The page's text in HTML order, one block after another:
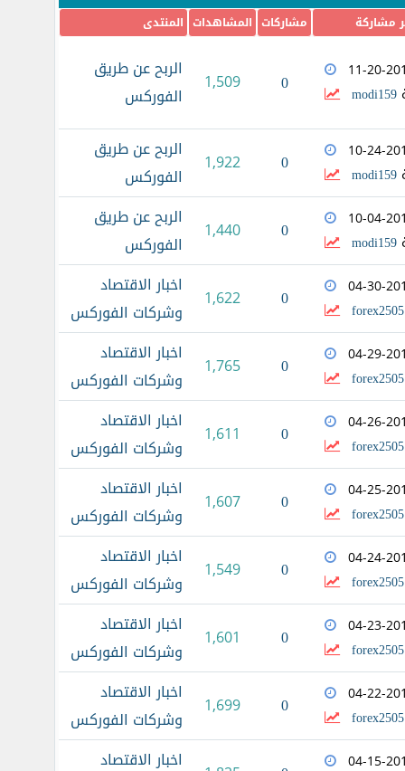
مشاركة مشاركات المشاهدات المنتدى
11-20-
modi159
0
1,509
الربح عن طريق
الفوركس
10-24-
modi159
0
1,922
الربح عن طريق
الفوركس
10-04-
modi159
0
1,440
الربح عن طريق
الفوركس
04-30-
forex2505
0
1,622
اخبار الاقتصاد
وشركات الفوركس
04-29-
forex2505
0
1,765
اخبار الاقتصاد
وشركات الفوركس
04-26-
forex2505
0
1,611
اخبار الاقتصاد
وشركات الفوركس
04-25-
forex2505
0
1,607
اخبار الاقتصاد
وشركات الفوركس
04-24-
forex2505
0
1,549
اخبار الاقتصاد
وشركات الفوركس
04-23-
forex2505
0
1,601
اخبار الاقتصاد
وشركات الفوركس
04-22-
forex2505
0
1,699
اخبار الاقتصاد
وشركات الفوركس
04-15- اخبار الاقتصاد